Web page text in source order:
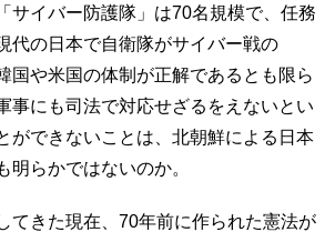
イバー防護隊」は70名規模で、任務
代の日本で自衛隊がサイバー戦の
国や米国の体制が正解であるとも限ら
事にも司法で対応せざるをえないとい
ができないことは、北朝鮮による日本
らかではないのか。
きた現在、70年前に作られた憲法が